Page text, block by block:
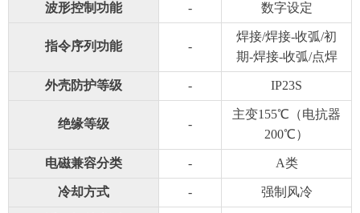
波形控制功能 - 数字设定
指令序列功能 -
焊接/焊接-收弧/初
期-焊接-收弧/点焊
外壳防护等级 - IP23S
绝缘等级 -
主变155℃（电抗器
200℃）
电磁兼容分类 - A类
冷却方式 - 强制风冷